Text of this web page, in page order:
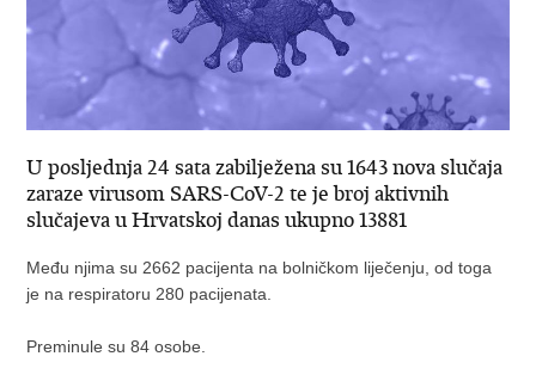
U posljednja 24 sata zabilježena su 1643 nova slučaja
zaraze virusom SARS-CoV-2 te je broj aktivnih
slučajeva u Hrvatskoj danas ukupno 13881
Među njima su 2662 pacijenta na bolničkom liječenju, od toga
je na respiratoru 280 pacijenata.
Preminule su 84 osobe.